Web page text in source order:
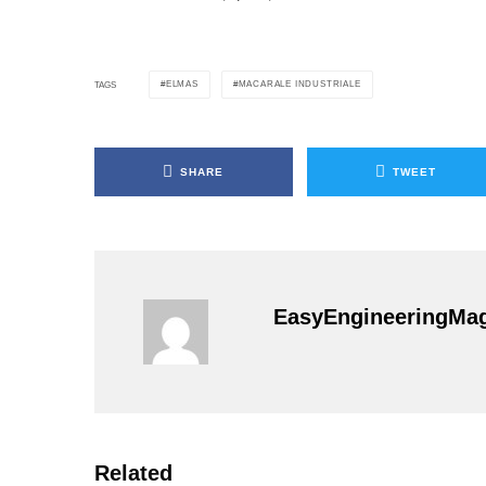
TAGS ELMAS MACARALE INDUSTRIALE
SHARE TWEET
Related